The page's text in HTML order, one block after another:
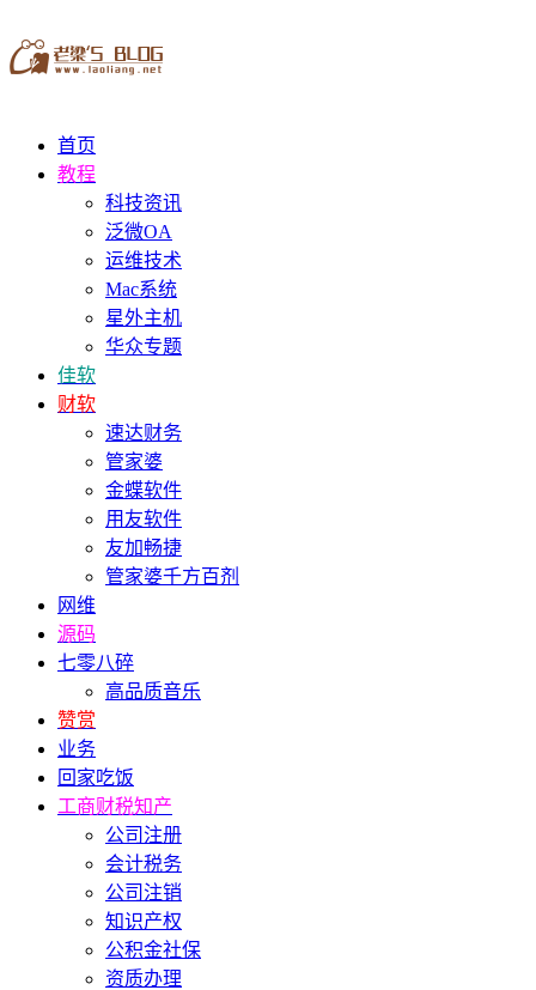
首页
教程
科技资讯
泛微OA
运维技术
Mac系统
星外主机
华众专题
佳软
财软
速达财务
管家婆
金蝶软件
用友软件
友加畅捷
管家婆千方百剂
网维
源码
七零八碎
高品质音乐
赞赏
业务
回家吃饭
工商财税知产
公司注册
会计税务
公司注销
知识产权
公积金社保
资质办理